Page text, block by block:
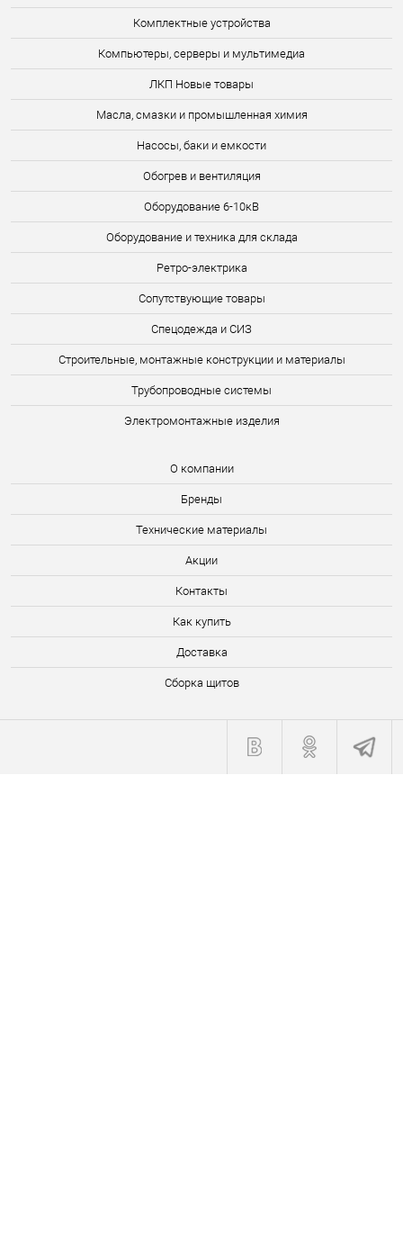
Комплектные устройства
Компьютеры, серверы и мультимедиа
ЛКП Новые товары
Масла, смазки и промышленная химия
Насосы, баки и емкости
Обогрев и вентиляция
Оборудование 6-10кВ
Оборудование и техника для склада
Ретро-электрика
Сопутствующие товары
Спецодежда и СИЗ
Строительные, монтажные конструкции и материалы
Трубопроводные системы
Электромонтажные изделия
О компании
Бренды
Технические материалы
Акции
Контакты
Как купить
Доставка
Сборка щитов